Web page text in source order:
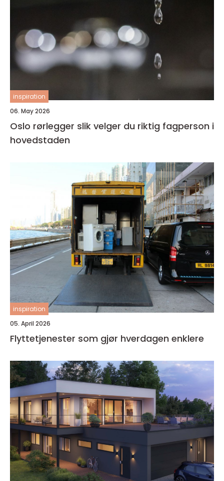
inspiration
06. May 2026
Oslo rørlegger slik velger du riktig fagperson i
hovedstaden
inspiration
05. April 2026
Flyttetjenester som gjør hverdagen enklere